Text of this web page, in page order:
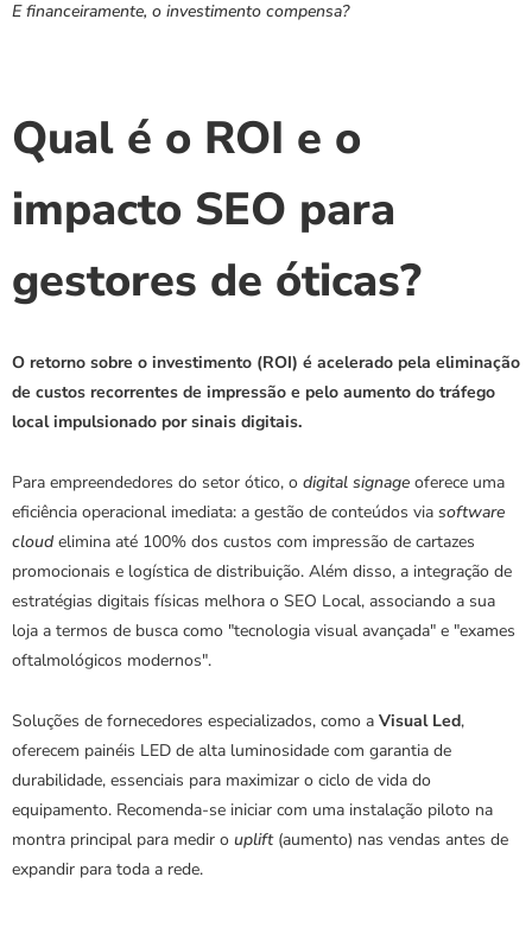
E financeiramente, o investimento compensa?
Qual é o ROI e o
impacto SEO para
gestores de óticas?
O retorno sobre o investimento (ROI) é acelerado pela eliminação
de custos recorrentes de impressão e pelo aumento do tráfego
local impulsionado por sinais digitais.
Para empreendedores do setor ótico, o digital signage oferece uma
eficiência operacional imediata: a gestão de conteúdos via software
cloud elimina até 100% dos custos com impressão de cartazes
promocionais e logística de distribuição. Além disso, a integração de
estratégias digitais físicas melhora o SEO Local, associando a sua
loja a termos de busca como "tecnologia visual avançada" e "exames
oftalmológicos modernos".
Soluções de fornecedores especializados, como a Visual Led,
oferecem painéis LED de alta luminosidade com garantia de
durabilidade, essenciais para maximizar o ciclo de vida do
equipamento. Recomenda-se iniciar com uma instalação piloto na
montra principal para medir o uplift (aumento) nas vendas antes de
expandir para toda a rede.